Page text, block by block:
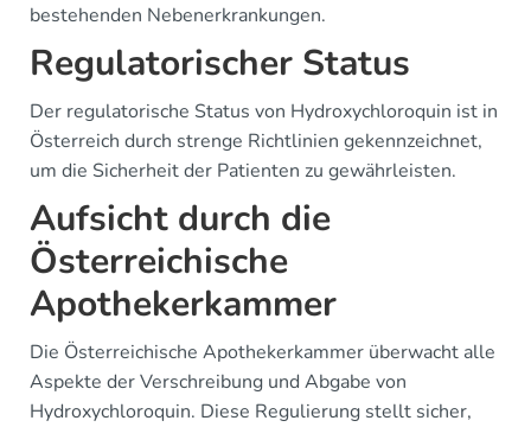
bestehenden Nebenerkrankungen.
Regulatorischer Status
Der regulatorische Status von Hydroxychloroquin ist in
Österreich durch strenge Richtlinien gekennzeichnet,
um die Sicherheit der Patienten zu gewährleisten.
Aufsicht durch die
Österreichische
Apothekerkammer
Die Österreichische Apothekerkammer überwacht alle
Aspekte der Verschreibung und Abgabe von
Hydroxychloroquin. Diese Regulierung stellt sicher,